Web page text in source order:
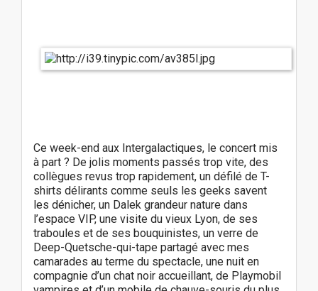
Ce week-end aux Intergalactiques, le concert mis
à part ? De jolis moments passés trop vite, des
collègues revus trop rapidement, un défilé de T-
shirts délirants comme seuls les geeks savent
les dénicher, un Dalek grandeur nature dans
l’espace VIP, une visite du vieux Lyon, de ses
traboules et de ses bouquinistes, un verre de
Deep-Quetsche-qui-tape partagé avec mes
camarades au terme du spectacle, une nuit en
compagnie d’un chat noir accueillant, de Playmobil